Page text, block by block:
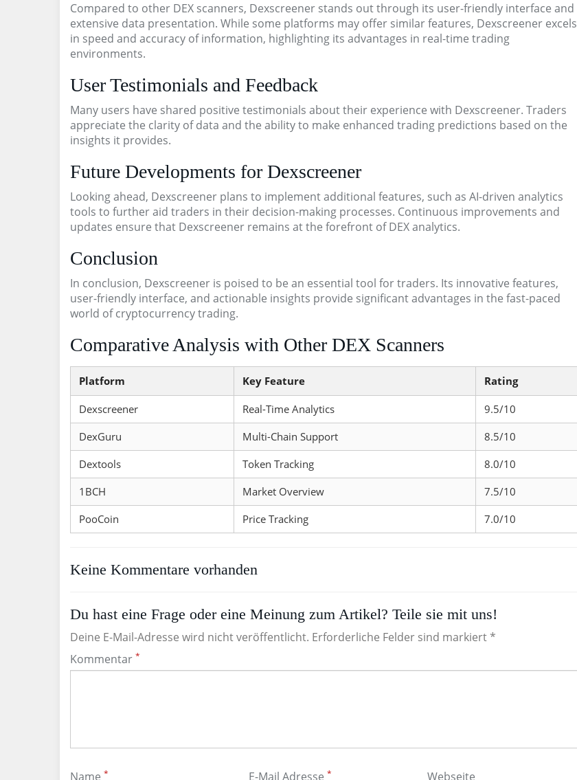
Compared to other DEX scanners, Dexscreener stands out through its user-friendly interface and
extensive data presentation. While some platforms may offer similar features, Dexscreener excels
in speed and accuracy of information, highlighting its advantages in real-time trading
environments.
User Testimonials and Feedback
Many users have shared positive testimonials about their experience with Dexscreener. Traders
appreciate the clarity of data and the ability to make enhanced trading predictions based on the
insights it provides.
Future Developments for Dexscreener
Looking ahead, Dexscreener plans to implement additional features, such as AI-driven analytics
tools to further aid traders in their decision-making processes. Continuous improvements and
updates ensure that Dexscreener remains at the forefront of DEX analytics.
Conclusion
In conclusion, Dexscreener is poised to be an essential tool for traders. Its innovative features,
user-friendly interface, and actionable insights provide significant advantages in the fast-paced
world of cryptocurrency trading.
Comparative Analysis with Other DEX Scanners
Platform Key Feature Rating
Dexscreener Real-Time Analytics
9.5/10
DexGuru
Multi-Chain Support
8.5/10
Dextools
Token Tracking
8.0/10
1BCH
Market Overview
7.5/10
PooCoin
Price Tracking 7.0/10
Keine Kommentare vorhanden
Du hast eine Frage oder eine Meinung zum Artikel? Teile sie mit uns!
Deine E-Mail-Adresse wird nicht veröffentlicht. Erforderliche Felder sind markiert *
Kommentar *
Name * E-Mail Adresse * Webseite